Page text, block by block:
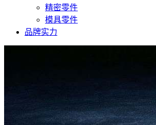
精密零件
模具零件
品牌实力